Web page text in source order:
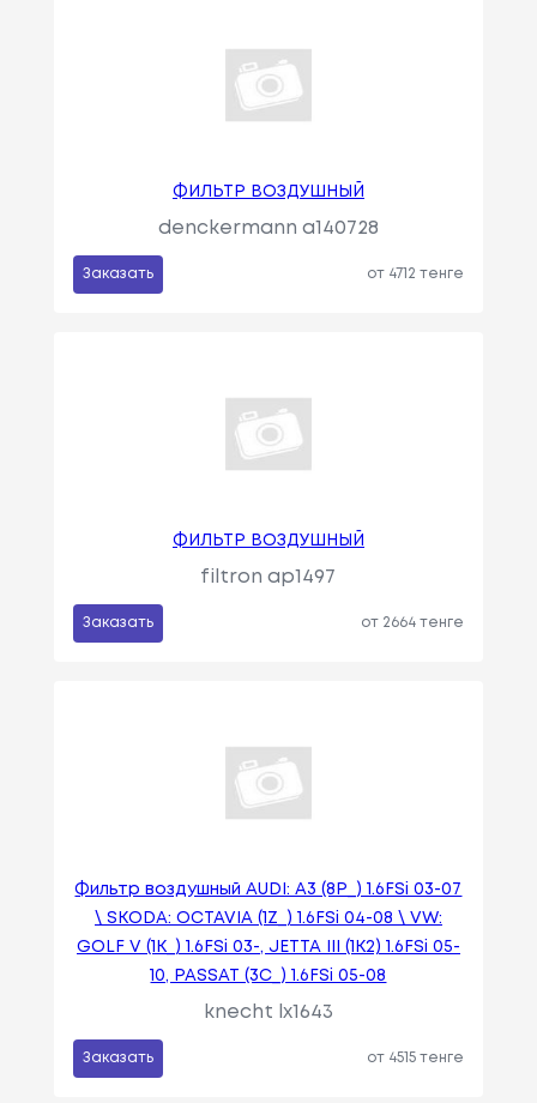
ФИЛЬТР ВОЗДУШНЫЙ
denckermann a140728
Заказать от 4712 тенге
ФИЛЬТР ВОЗДУШНЫЙ
filtron ap1497
Заказать от 2664 тенге
Фильтр воздушный AUDI: A3 (8P_) 1.6FSi 03-07
\ SKODA: OCTAVIA (1Z_) 1.6FSi 04-08 \ VW:
GOLF V (1K_) 1.6FSi 03-, JETTA III (1K2) 1.6FSi 05-
10, PASSAT (3C_) 1.6FSi 05-08
knecht lx1643
Заказать от 4515 тенге